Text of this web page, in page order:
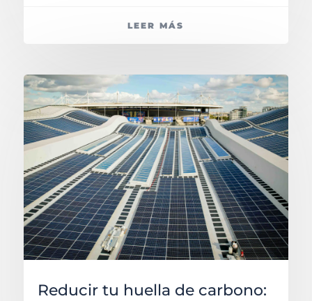
LEER MÁS
Reducir tu huella de carbono: